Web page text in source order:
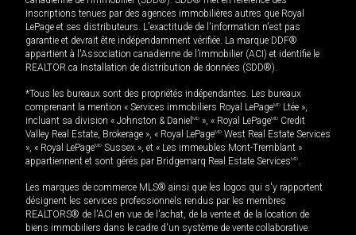
inscriptions tenues par des agences immobilières autres que Royal
LePage et ses distributeurs. L'exactitude de l'information n'est pas
garantie et devrait être indépendamment vérifiée. La marque DDF®
appartient à l'Association canadienne de l’immobilier (ACI) et identifie le
REALTOR.ca Installation de distribution de données (SDD®).
*Tous les bureaux sont des propriétés indépendantes. Les bureaux
comprenant la mention « Services immobiliers Royal LePageMD Ltée »,
incluant sa division « Johnston & Daniel MD », « Royal LePageMD Credit
Valley Real Estate, Brokerage », « Royal LePageMD West Real Estate Services
», « Royal LePageMD Sussex », et « Les immeubles Mont-Tremblant »
appartiennent et sont gérés par Bridgemarq Real Estate ServicesMD.
Les marques de commerce MLS® ainsi que les logos qui s'y rapportent
désignent les services professionnels rendus par les membres
REALTORS® de l'ACI en vue de l'achat, de la vente et de la location de
biens immobiliers dans le cadre d'un système de vente collaborative.